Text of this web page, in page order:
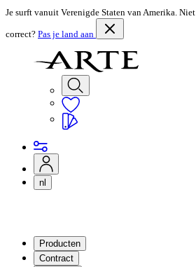
Je surft vanuit Verenigde Staten van Amerika. Niet
correct? Pas je land aan
nl
Producten
Contract